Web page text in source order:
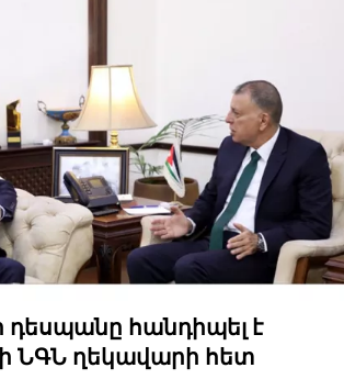
դեսպանը հանդիպել է
ՆԳՆ ղեկավարի հետ